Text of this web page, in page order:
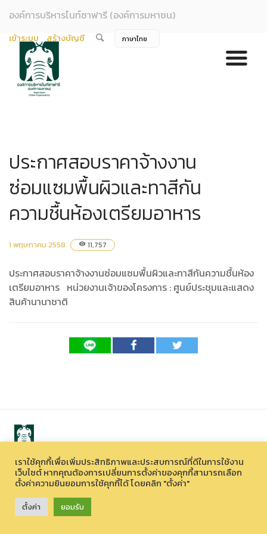
องค์การบริหารไนท์ซาฟารี (องค์การมหาชน)
เข้าระบบ สร้างบัญชี
ประกาศสอบราคาจ้างงาน
ซ่อมแซมพื้นผิวและทาสีกัน
ความชื้นห้องเตรียมอาหาร
1 พฤษภาคม 2558 visibility 11,757
ประกาศสอบราคาจ้างงานซ่อมแซมพื้นผิวและทาสีกันความชื้นห้อง
เตรียมอาหาร หน่วยงานเจ้าของโครงการ : ศูนย์ประชุมและแสดง
สินค้านานาชาติ
สงวนลิขสิทธิ์ © 2026 องค์การบริหารไนท์ซาฟารี (องค์การมหาชน)
33 หมู่ที่ 12 ตำบลหนองควาย อำเภอหางดง จังหวัดเชียงใหม่ 50230
เราใช้คุกกี้เพื่อเพิ่มประสิทธิภาพและประสบการณ์ที่ดีในการใช้งาน
เว็บไซต์ หากคุณต้องการเปลี่ยนการตั้งค่าของคุกกี้สามารถเลือก
ตั้งค่าความยินยอมการใช้คุกกี้ได้ โดยคลิก "ตั้งค่า"
ตั้งค่า ยอมรับ